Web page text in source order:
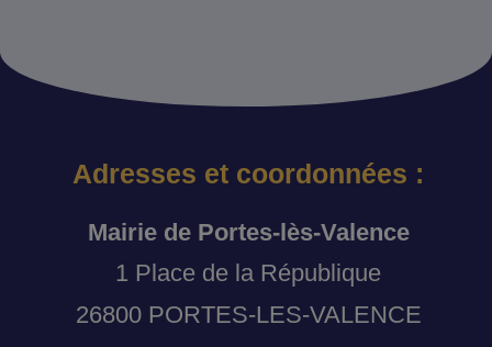
Adresses et coordonnées :
Mairie de Portes-lès-Valence
1 Place de la République
26800 PORTES-LES-VALENCE